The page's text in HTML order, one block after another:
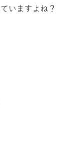
いますよね？